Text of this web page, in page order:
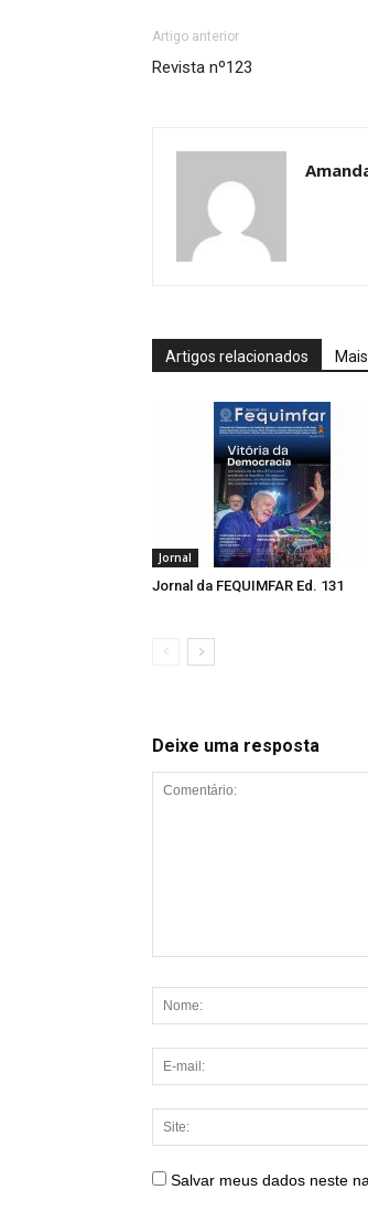
Artigo anterior
Revista nº123
Artigos relacionados
Jornal
Jornal da FEQUIMFAR Ed. 131
Deixe uma resposta
Salvar meus dados neste